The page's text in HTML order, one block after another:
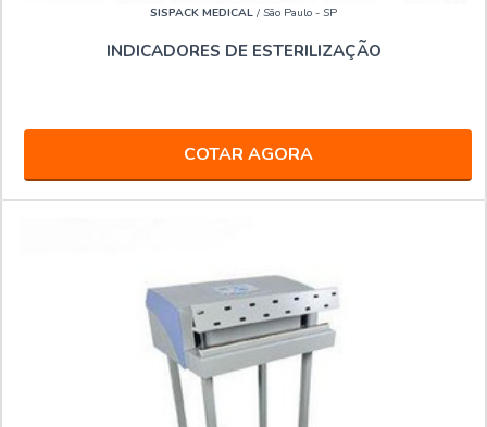
SISPACK MEDICAL / São Paulo - SP
INDICADORES DE ESTERILIZAÇÃO
COTAR AGORA